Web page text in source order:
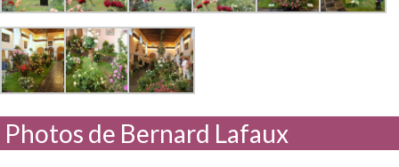
Photos de Bernard Lafaux